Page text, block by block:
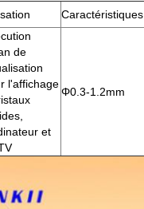
Caractéristiques
de
l'affichage
et
Φ0.3-1.2mm